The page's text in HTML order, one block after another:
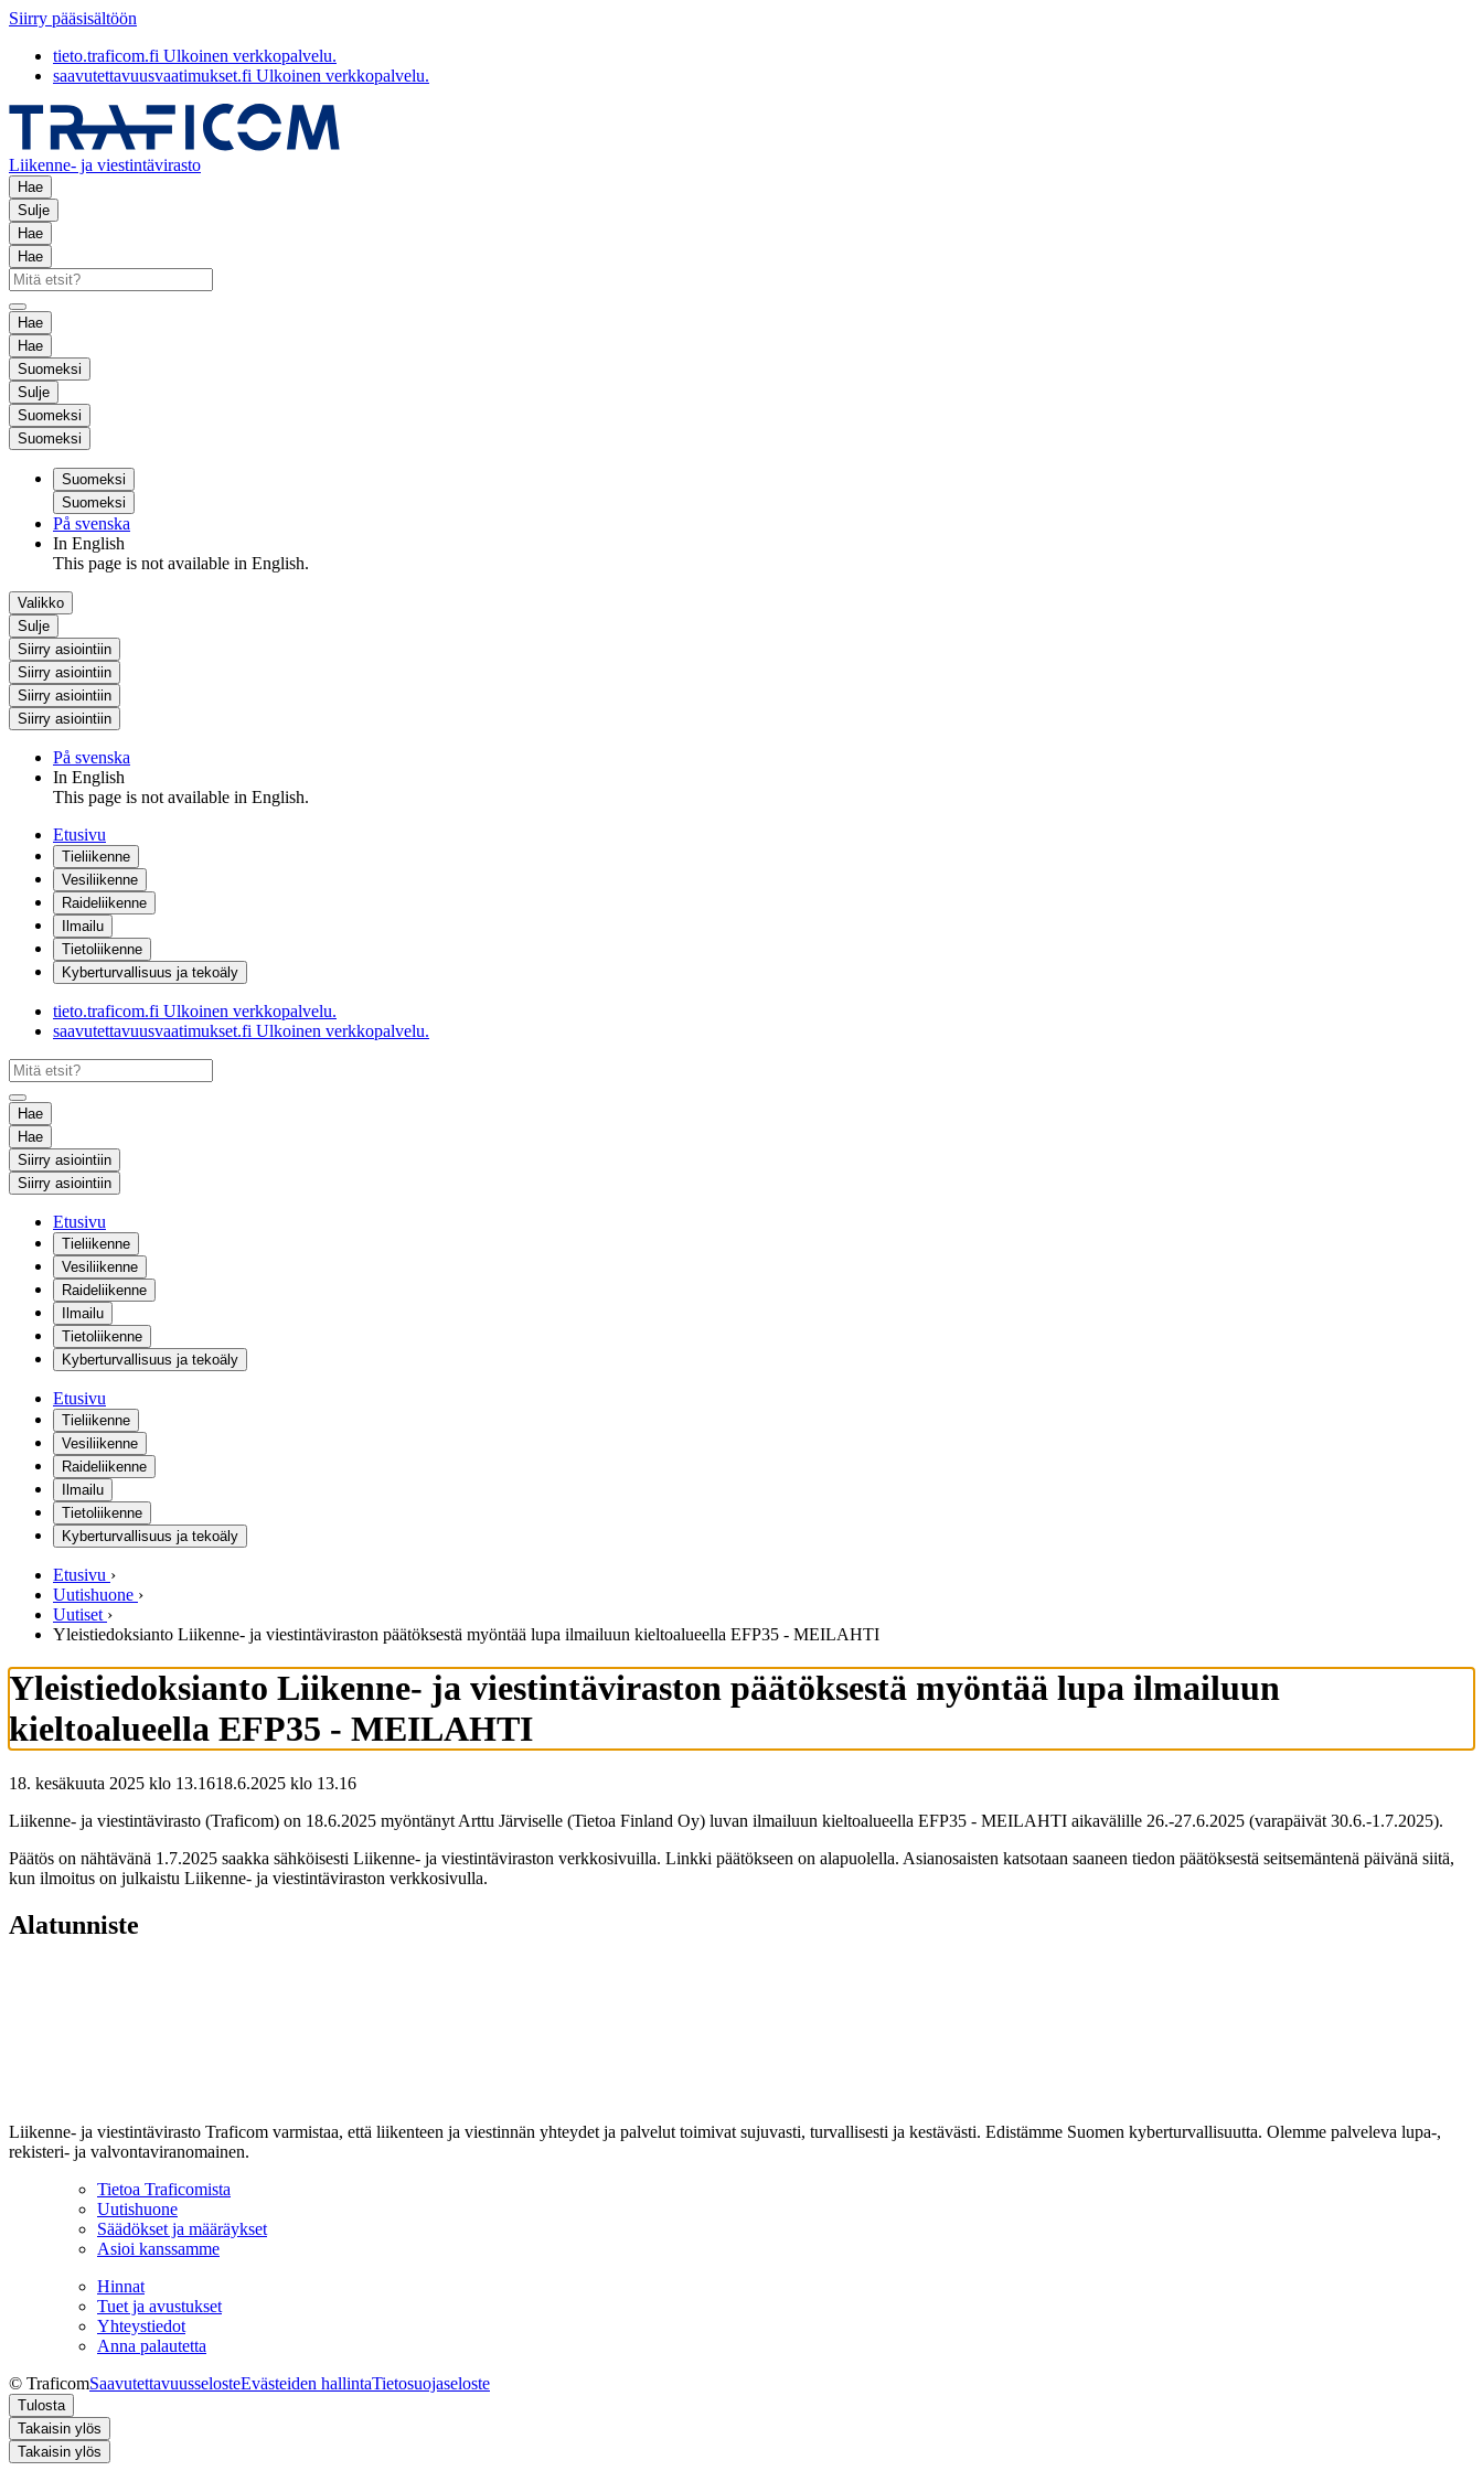
Siirry pääsisältöön
tieto.traficom.fi Ulkoinen verkkopalvelu.
saavutettavuusvaatimukset.fi Ulkoinen verkkopalvelu.
Liikenne- ja viestintävirasto
Hae
Sulje
Hae
Hae
Hae
Hae
Suomeksi
Sulje
Suomeksi
Suomeksi
Suomeksi
Suomeksi
På svenska
In English
This page is not available in English.
Valikko
Sulje
Siirry asiointiin
Siirry asiointiin
Siirry asiointiin
Siirry asiointiin
På svenska
In English
This page is not available in English.
Etusivu
Tieliikenne
Vesiliikenne
Raideliikenne
Ilmailu
Tietoliikenne
Kyberturvallisuus ja tekoäly
tieto.traficom.fi Ulkoinen verkkopalvelu.
saavutettavuusvaatimukset.fi Ulkoinen verkkopalvelu.
Hae
Hae
Siirry asiointiin
Siirry asiointiin
Etusivu
Tieliikenne
Vesiliikenne
Raideliikenne
Ilmailu
Tietoliikenne
Kyberturvallisuus ja tekoäly
Etusivu
Tieliikenne
Vesiliikenne
Raideliikenne
Ilmailu
Tietoliikenne
Kyberturvallisuus ja tekoäly
Etusivu ›
Uutishuone ›
Uutiset ›
Yleistiedoksianto Liikenne- ja viestintäviraston päätöksestä myöntää lupa ilmailuun kieltoalueella EFP35 - MEILAHTI
Yleistiedoksianto Liikenne- ja viestintäviraston päätöksestä myöntää lupa ilmailuun
kieltoalueella EFP35 - MEILAHTI
18. kesäkuuta 2025 klo 13.1618.6.2025 klo 13.16
Liikenne- ja viestintävirasto (Traficom) on 18.6.2025 myöntänyt Arttu Järviselle (Tietoa Finland Oy) luvan ilmailuun kieltoalueella EFP35 - MEILAHTI aikavälille 26.-27.6.2025 (varapäivät 30.6.-1.7.2025).
Päätös on nähtävänä 1.7.2025 saakka sähköisesti Liikenne- ja viestintäviraston verkkosivuilla. Linkki päätökseen on alapuolella. Asianosaisten katsotaan saaneen tiedon päätöksestä seitsemäntenä päivänä siitä,
kun ilmoitus on julkaistu Liikenne- ja viestintäviraston verkkosivulla.
Alatunniste
Liikenne- ja viestintävirasto Traficom varmistaa, että liikenteen ja viestinnän yhteydet ja palvelut toimivat sujuvasti, turvallisesti ja kestävästi. Edistämme Suomen kyberturvallisuutta. Olemme palveleva lupa-,
rekisteri- ja valvontaviranomainen.
Tietoa Traficomista
Uutishuone
Säädökset ja määräykset
Asioi kanssamme
Hinnat
Tuet ja avustukset
Yhteystiedot
Anna palautetta
© TraficomSaavutettavuusselosteEvästeiden hallintaTietosuojaseloste
Tulosta
Takaisin ylös
Takaisin ylös